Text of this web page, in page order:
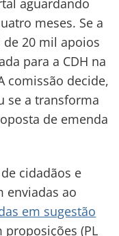
aguardando
meses. Se a
20 mil apoios
para a CDH na
comissão decide,
se a transforma
de emenda
de cidadãos e
enviadas ao
em sugestão
proposições (PL